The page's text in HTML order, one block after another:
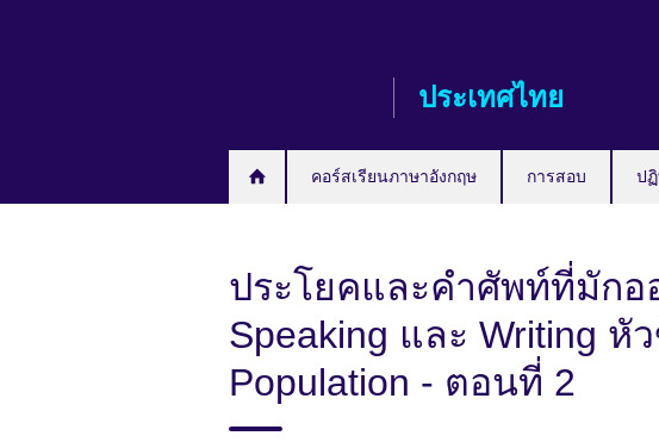
ประเทศไทย
คอร์สเรียนภาษาอังกฤษ การสอบ ป
ประโยคและคำศัพท์ที่มักอ
Speaking และ Writing หั
Population - ตอนที่ 2